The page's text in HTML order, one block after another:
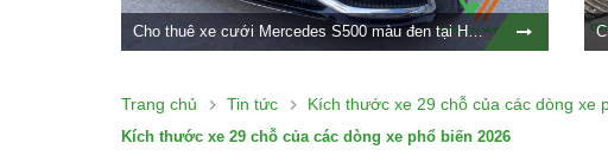
Cho thuê xe cưới Mercedes S500 màu đen tại Hà Nội
Trang chủ Tin tức Kích thước xe 29 chỗ của các dòng xe
Kích thước xe 29 chỗ của các dòng xe phổ biến 2026